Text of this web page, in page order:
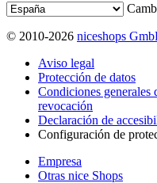
© 2010-2026 niceshops
Aviso legal
Protección de datos
Condiciones generales
revocación
Declaración de
Configuración de
Empresa
Otras nice Shops